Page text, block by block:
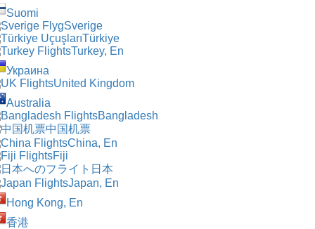
Suomi
Sverige
Türkiye
Turkey, En
Украина
United Kingdom
Australia
Bangladesh
中国机票
China, En
Fiji
日本
Japan, En
Hong Kong, En
香港